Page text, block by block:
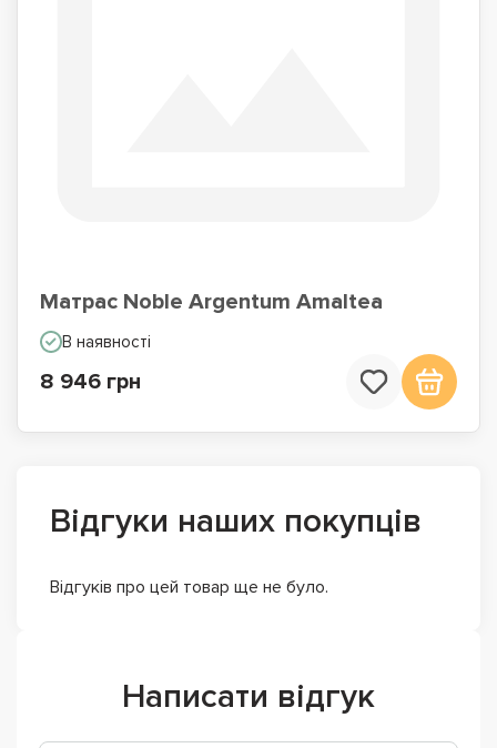
Матрас Noble Argentum Amaltea
В наявності
8 946 грн
Відгуки наших покупців
Відгуків про цей товар ще не було.
Написати відгук